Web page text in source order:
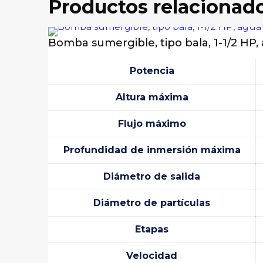
No hay valoraciones aún.
Sé el primero en valorar “NIVEL
Tu dirección de correo electrónico no será
Productos
Bomba sumergible, tipo bala, 1-1/2
Potencia
Altura máxima
Flujo máximo
Profundidad de inmersión máxima
Diámetro de salida
Diámetro de partículas
Etapas
Velocidad